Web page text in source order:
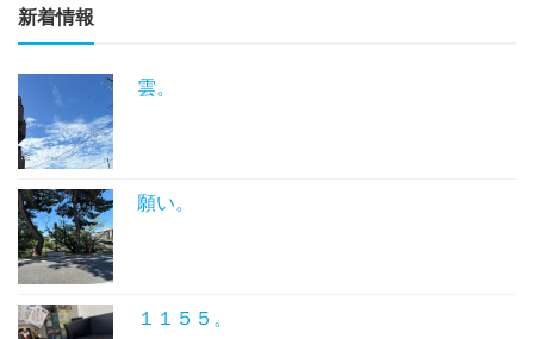
新着情報
雲。
願い。
１１５５。